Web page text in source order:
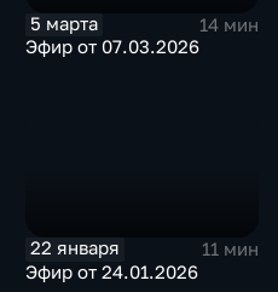
5 марта
14 мин
Эфир от 07.03.2026
22 января
11 мин
Эфир от 24.01.2026